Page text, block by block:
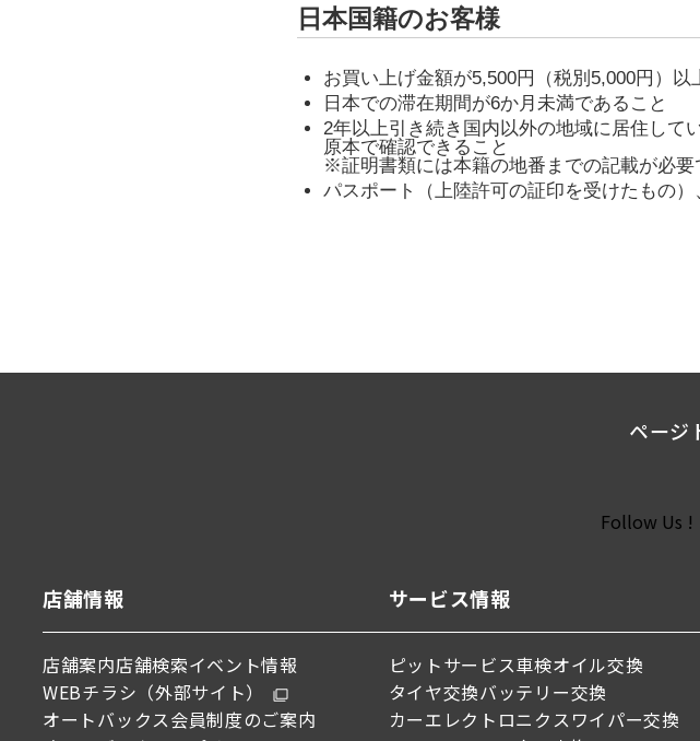
日本国籍のお客様
お買い上げ金額が5,500円（税別5,000円）以
日本での滞在期間が6か月未満であること
2年以上引き続き国内以外の地域に居住して
原本で確認できること
※証明書類には本籍の地番までの記載が必要
パスポート（上陸許可の証印を受けたもの
ページ
Follow Us !
店舗情報
店舗案内店舗検索イベント情報
WEBチラシ（外部サイト）
オートバックス会員制度のご案内
サービス情報
ピットサービス車検オイル交換
タイヤ交換バッテリー交換
カーエレクトロニクスワイパー交換